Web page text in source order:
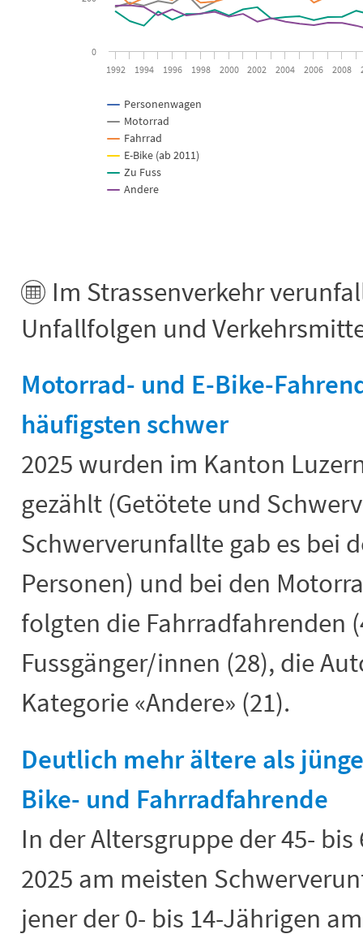
Personenwagen
Motorrad
Fahrrad
E-Bike (ab 2011)
Zu Fuss
Andere
1992 1994 1996 1998 2000 2002 2004 2006 2008
0
Im Strassenverkehr
Unfallfolgen und
Motorrad- und E-Bike-
häufigsten schwer
2025 wurden im Kanton
gezählt (Getötete und
Schwerverunfallte gab es bei
Personen) und bei den
folgten die Fahrradfahrenden
Fussgänger/innen (28), die
Kategorie «Andere» (21).
Deutlich mehr ältere als
Bike- und Fahrradfahrende
In der Altersgruppe der 45-
2025 am meisten
jener der 0- bis 14-Jährigen